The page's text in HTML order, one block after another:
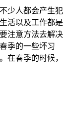
少人都会产生犯
活以及工作都是
注意方法去解决
季的一些坏习
在春季的时候，